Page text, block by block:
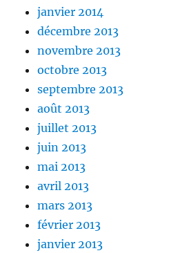
janvier 2014
décembre 2013
novembre 2013
octobre 2013
septembre 2013
août 2013
juillet 2013
juin 2013
mai 2013
avril 2013
mars 2013
février 2013
janvier 2013